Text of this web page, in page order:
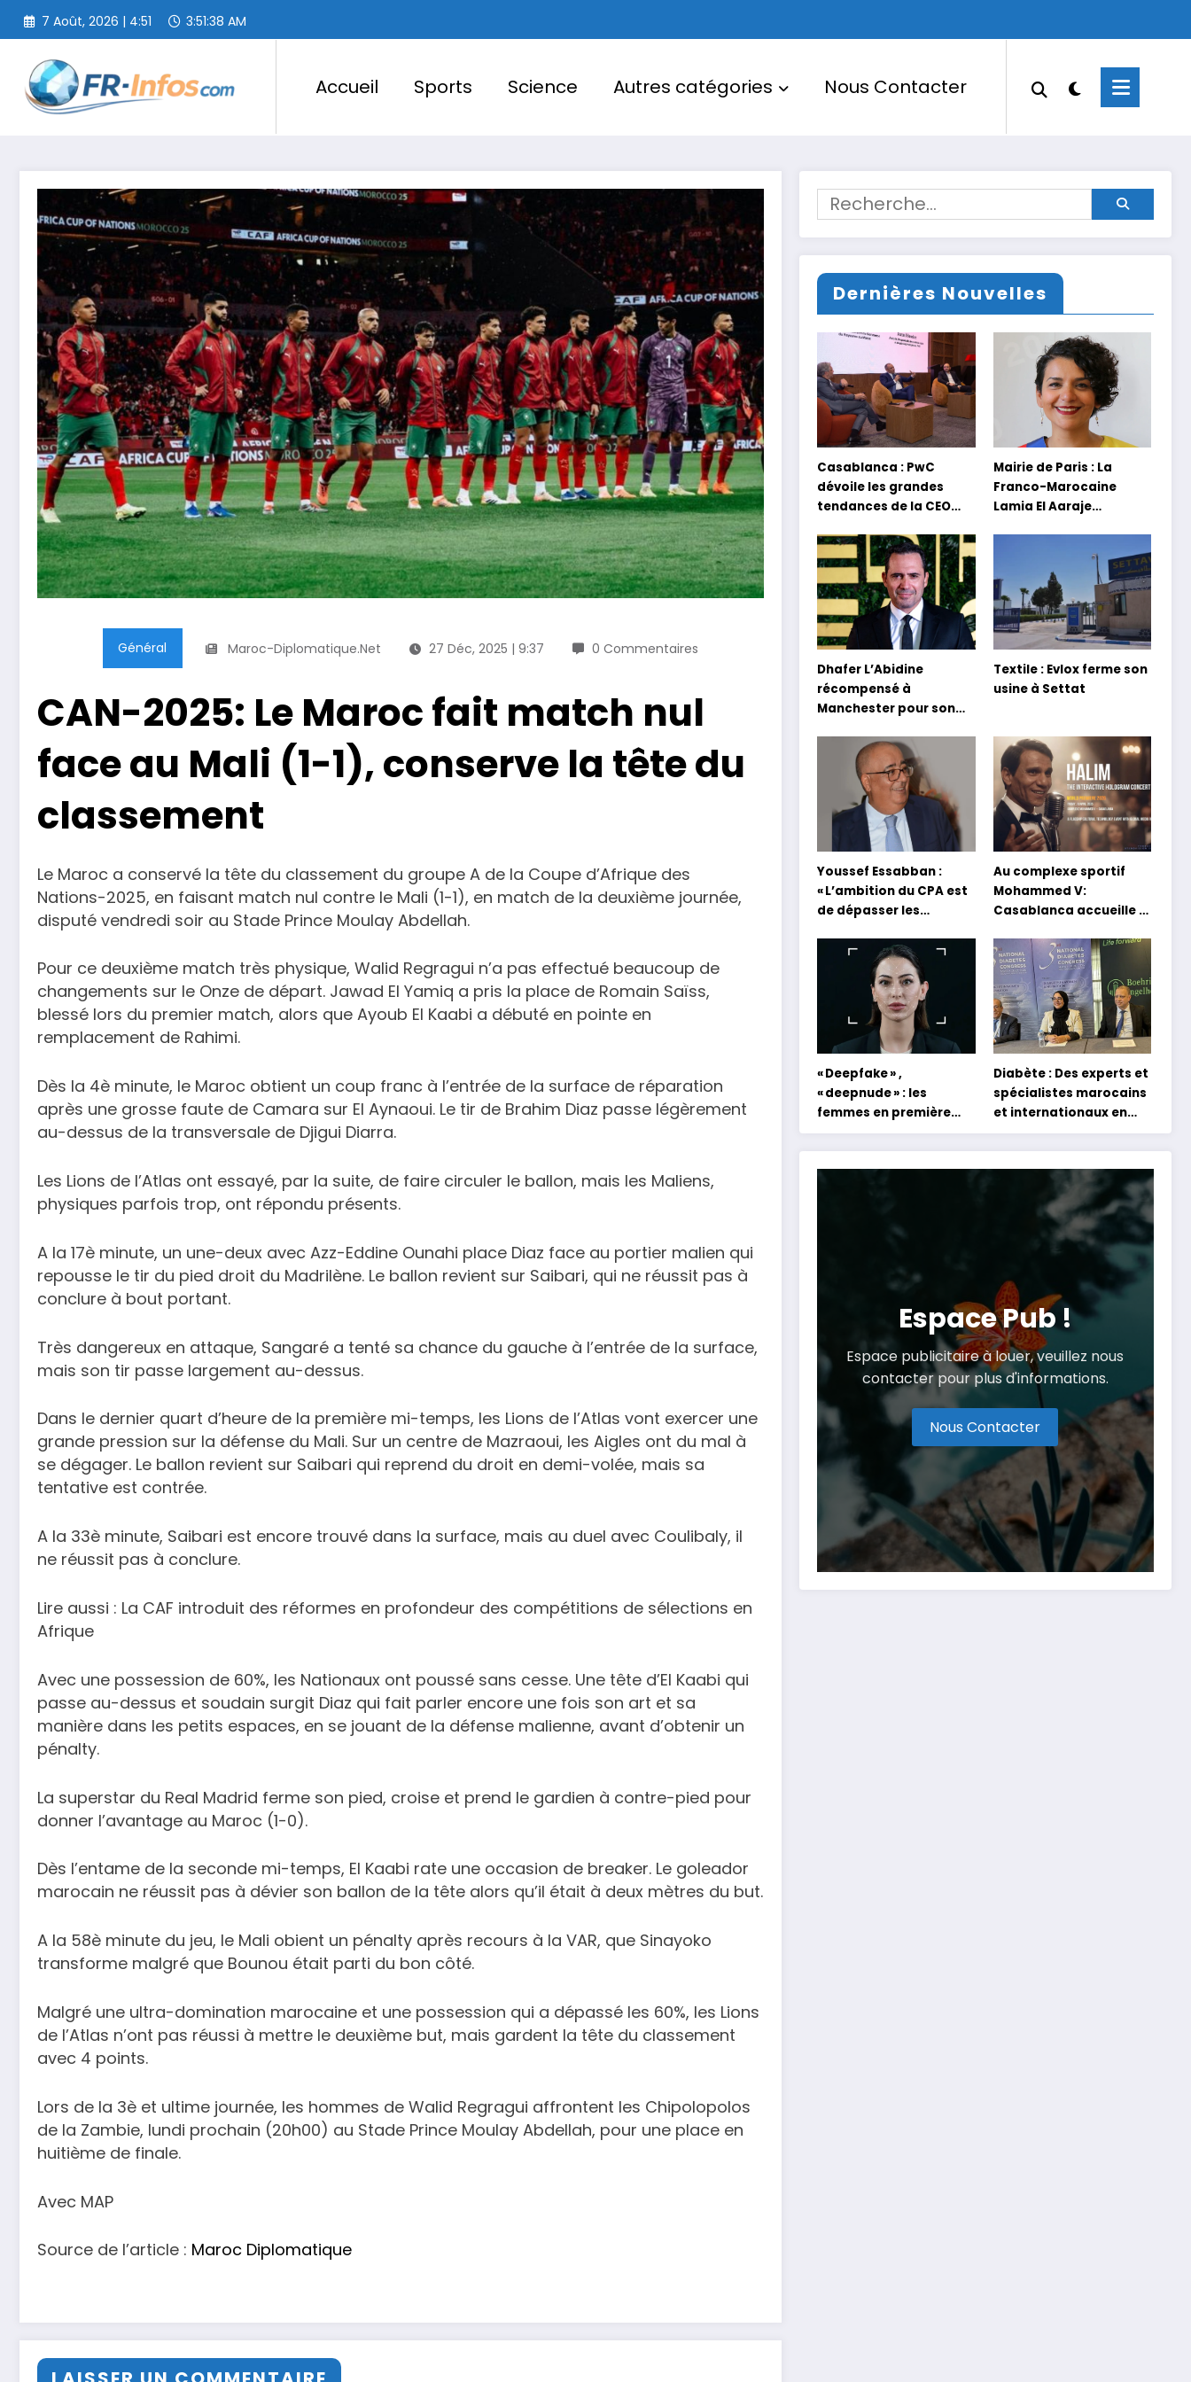
Aller
contenu
7 Août, 2026 | 4:51 3:51:40 AM
Accueil Sports Science Autres catégories Nous Contacter
Général Maroc-Diplomatique.net 27 Déc, 2025 | 9:37 0 Commentaires
CAN-2025: Le Maroc fait match nul
face au Mali (1-1), conserve la tête du
classement
Le Maroc a conservé la tête du classement du groupe A de la Coupe d’Afrique des
Nations-2025, en faisant match nul contre le Mali (1-1), en match de la deuxième journée,
disputé vendredi soir au Stade Prince Moulay Abdellah.
Pour ce deuxième match très physique, Walid Regragui n’a pas effectué beaucoup de
changements sur le Onze de départ. Jawad El Yamiq a pris la place de Romain Saïss,
blessé lors du premier match, alors que Ayoub El Kaabi a débuté en pointe en
remplacement de Rahimi.
Dès la 4è minute, le Maroc obtient un coup franc à l’entrée de la surface de réparation
après une grosse faute de Camara sur El Aynaoui. Le tir de Brahim Diaz passe légèrement
au-dessus de la transversale de Djigui Diarra.
Les Lions de l’Atlas ont essayé, par la suite, de faire circuler le ballon, mais les Maliens,
physiques parfois trop, ont répondu présents.
A la 17è minute, un une-deux avec Azz-Eddine Ounahi place Diaz face au portier malien qui
repousse le tir du pied droit du Madrilène. Le ballon revient sur Saibari, qui ne réussit pas à
conclure à bout portant.
Très dangereux en attaque, Sangaré a tenté sa chance du gauche à l’entrée de la surface,
mais son tir passe largement au-dessus.
Dans le dernier quart d’heure de la première mi-temps, les Lions de l’Atlas vont exercer une
grande pression sur la défense du Mali. Sur un centre de Mazraoui, les Aigles ont du mal à
se dégager. Le ballon revient sur Saibari qui reprend du droit en demi-volée, mais sa
tentative est contrée.
A la 33è minute, Saibari est encore trouvé dans la surface, mais au duel avec Coulibaly, il
ne réussit pas à conclure.
Lire aussi : La CAF introduit des réformes en profondeur des compétitions de sélections en
Afrique
Avec une possession de 60%, les Nationaux ont poussé sans cesse. Une tête d’El Kaabi qui
passe au-dessus et soudain surgit Diaz qui fait parler encore une fois son art et sa
manière dans les petits espaces, en se jouant de la défense malienne, avant d’obtenir un
pénalty.
La superstar du Real Madrid ferme son pied, croise et prend le gardien à contre-pied pour
donner l’avantage au Maroc (1-0).
Dès l’entame de la seconde mi-temps, El Kaabi rate une occasion de breaker. Le goleador
marocain ne réussit pas à dévier son ballon de la tête alors qu’il était à deux mètres du but.
A la 58è minute du jeu, le Mali obient un pénalty après recours à la VAR, que Sinayoko
transforme malgré que Bounou était parti du bon côté.
Malgré une ultra-domination marocaine et une possession qui a dépassé les 60%, les Lions
de l’Atlas n’ont pas réussi à mettre le deuxième but, mais gardent la tête du classement
avec 4 points.
Lors de la 3è et ultime journée, les hommes de Walid Regragui affrontent les Chipolopolos
de la Zambie, lundi prochain (20h00) au Stade Prince Moulay Abdellah, pour une place en
huitième de finale.
Avec MAP
Source de l’article : Maroc Diplomatique
Dernières Nouvelles
Casablanca : PwC
dévoile les grandes
tendances de la CEO
Mairie de Paris : La
Franco-Marocaine
Lamia El Aaraje
Dhafer L’Abidine
récompensé à
Manchester pour son
Textile : Evlox ferme son
usine à Settat
Youssef Essabban :
« L’ambition du CPA est
de dépasser les
et académiques de
formation en
s’appuyant sur le
partage des
expériences »
Au complexe sportif
Mohammed V:
Casablanca accueille la
concert holographique
d’Abdel Halim Hafez
« Deepfake » ,
« deepnude » : les
femmes en première
ligne face aux dangers
de l’intelligence
artificielle
Diabète : Des experts et
spécialistes marocains
et internationaux en
conclave à Tanger
Espace Pub !
Espace publicitaire à louer, veuillez nous
contacter pour plus d'informations.
Nous Contacter